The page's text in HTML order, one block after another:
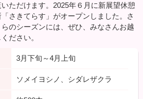
いただけます。2025年６月に新展望休憩
「さきてらす」がオープンしました。さ
らのシーズンには、ぜひ、みなさんお越
ください。
3月下旬～4月上旬
ソメイヨシノ、シダレザクラ